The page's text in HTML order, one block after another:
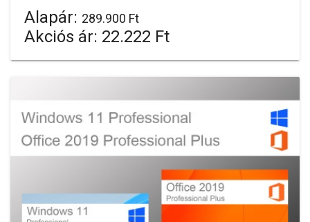
Alapár: 289.900 Ft
Akciós ár: 22.222 Ft